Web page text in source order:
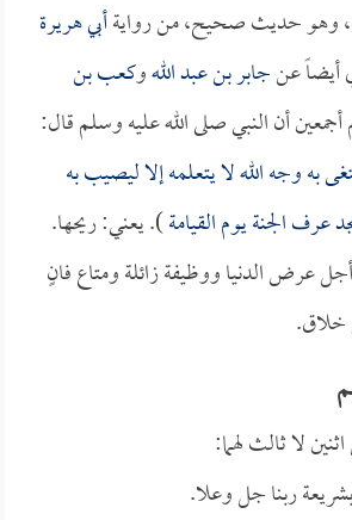
وهو حديث صحيح، من روايةأبي هريرة
أيضاً عنجابر بن عبد اللهوكعب بن
أن النبي صلى الله عليه وسلم قال:
به وجه الله لا يتعلمه إلا ليصيب به
عرف الجنة يوم القيامة). يعني: ريحها.
عرض الدنيا ووظيفة زائلة ومتاع فانٍ
خلاق.
لا ثالث لهما:
ربنا جل وعلا.